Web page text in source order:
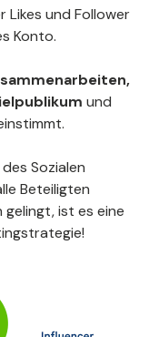
Likes und Follower
Konto.
und
Sozialen
Beteiligten
gelingt, ist es eine